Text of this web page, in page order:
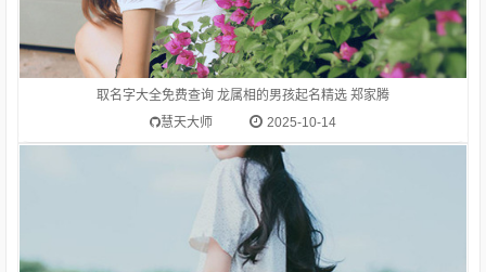
取名字大全免费查询 龙属相的男孩起名精选 郑家腾
慧天大师
2025-10-14
1.生肖龙(辰)的吉祥名字推荐-朱芷源朱芷源 为通过偏旁部首
【氵】推荐而来生肖龙(辰)适合的偏旁部首为：水、金、玉、
白、赤、月、鱼、酉、人、氵、钅、亻姓氏朱的笔画数是 6字解:
朱（②硃）zhū红色：朱红。朱批。朱笔。朱文（印章上的阳
文）。朱门（红漆大门，旧时指豪富人家）。矿物
1.生肖龙(辰)的吉祥名字推荐-郑基腾郑基腾 为通过偏旁部首
【月】推荐而来生肖龙(辰)适合的偏旁部首为：水、金、玉、